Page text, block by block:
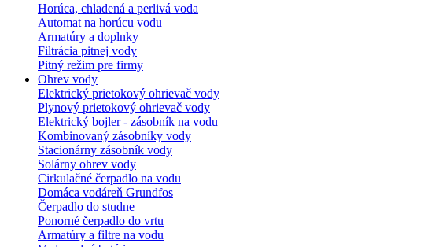
Horúca, chladená a perlivá voda
Automat na horúcu vodu
Armatúry a doplnky
Filtrácia pitnej vody
Pitný režim pre firmy
Ohrev vody
Elektrický prietokový ohrievač vody
Plynový prietokový ohrievač vody
Elektrický bojler - zásobník na vodu
Kombinovaný zásobníky vody
Stacionárny zásobník vody
Solárny ohrev vody
Cirkulačné čerpadlo na vodu
Domáca vodáreň Grundfos
Čerpadlo do studne
Ponorné čerpadlo do vrtu
Armatúry a filtre na vodu